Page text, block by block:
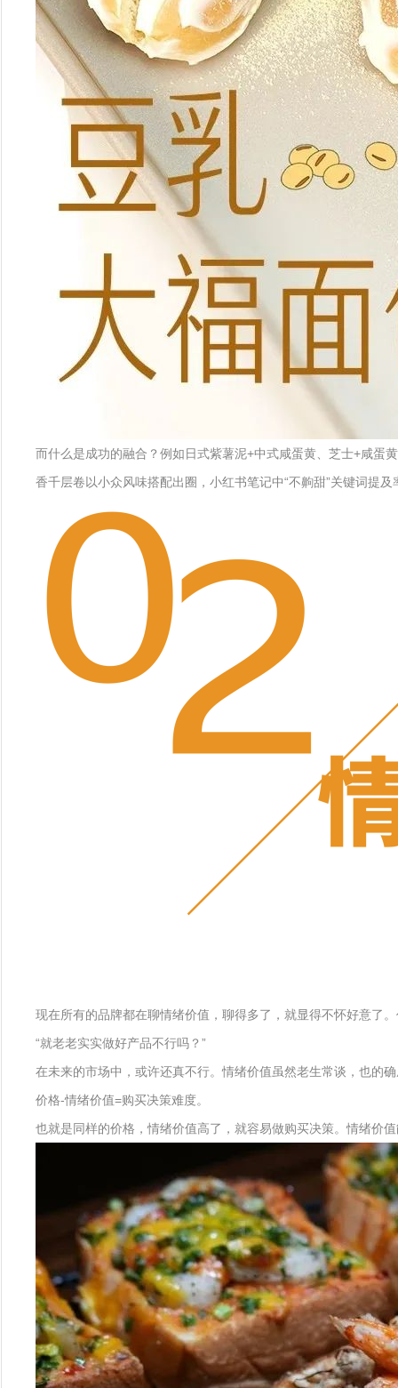
而什么是成功的融合？例如日式紫薯泥+中式咸蛋黄、芝士+咸蛋
香千层卷以小众风味搭配出圈，小红书笔记中“不齁甜”关键词提
现在所有的品牌都在聊情绪价值，聊得多了，就显得不怀好意了
“就老老实实做好产品不行吗？”
在未来的市场中，或许还真不行。情绪价值虽然老生常谈，也的
价格-情绪价值=购买决策难度。
也就是同样的价格，情绪价值高了，就容易做购买决策。情绪价